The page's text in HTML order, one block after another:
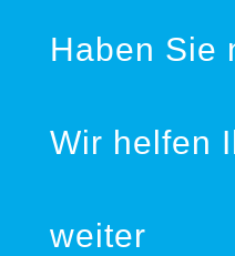
Haben Sie
Wir helfen
weiter